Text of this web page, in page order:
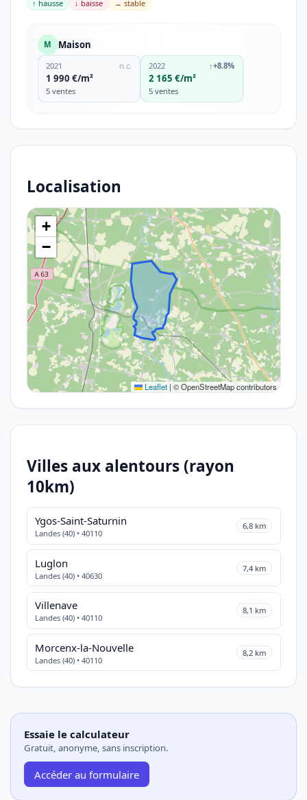
↑ hausse ↓ baisse → stable
M Maison
2021 n.c.
1 990 €/m²
5 ventes
2022 ↑+8.8%
2 165 €/m²
5 ventes
Localisation
+
−
Leaflet | © OpenStreetMap contributors
Villes aux alentours (rayon
10km)
Ygos-Saint-Saturnin
Landes (40) • 40110
6,8 km
Luglon
Landes (40) • 40630
7,4 km
Villenave
Landes (40) • 40110
8,1 km
Morcenx-la-Nouvelle
Landes (40) • 40110
8,2 km
Essaie le calculateur
Gratuit, anonyme, sans inscription.
Accéder au formulaire